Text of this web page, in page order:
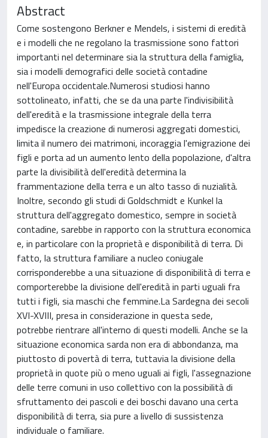
Abstract
Come sostengono Berkner e Mendels, i sistemi di eredità
e i modelli che ne regolano la trasmissione sono fattori
importanti nel determinare sia la struttura della famiglia,
sia i modelli demografici delle società contadine
nell'Europa occidentale.Numerosi studiosi hanno
sottolineato, infatti, che se da una parte l'indivisibilità
dell'eredità e la trasmissione integrale della terra
impedisce la creazione di numerosi aggregati domestici,
limita il numero dei matrimoni, incoraggia l'emigrazione dei
figli e porta ad un aumento lento della popolazione, d'altra
parte la divisibilità dell'eredità determina la
frammentazione della terra e un alto tasso di nuzialità.
Inoltre, secondo gli studi di Goldschmidt e Kunkel la
struttura dell'aggregato domestico, sempre in società
contadine, sarebbe in rapporto con la struttura economica
e, in particolare con la proprietà e disponibilità di terra. Di
fatto, la struttura familiare a nucleo coniugale
corrisponderebbe a una situazione di disponibilità di terra e
comporterebbe la divisione dell'eredità in parti uguali fra
tutti i figli, sia maschi che femmine.La Sardegna dei secoli
XVI-XVIII, presa in considerazione in questa sede,
potrebbe rientrare all'interno di questi modelli. Anche se la
situazione economica sarda non era di abbondanza, ma
piuttosto di povertà di terra, tuttavia la divisione della
proprietà in quote più o meno uguali ai figli, l'assegnazione
delle terre comuni in uso collettivo con la possibilità di
sfruttamento dei pascoli e dei boschi davano una certa
disponibilità di terra, sia pure a livello di sussistenza
individuale o familiare.